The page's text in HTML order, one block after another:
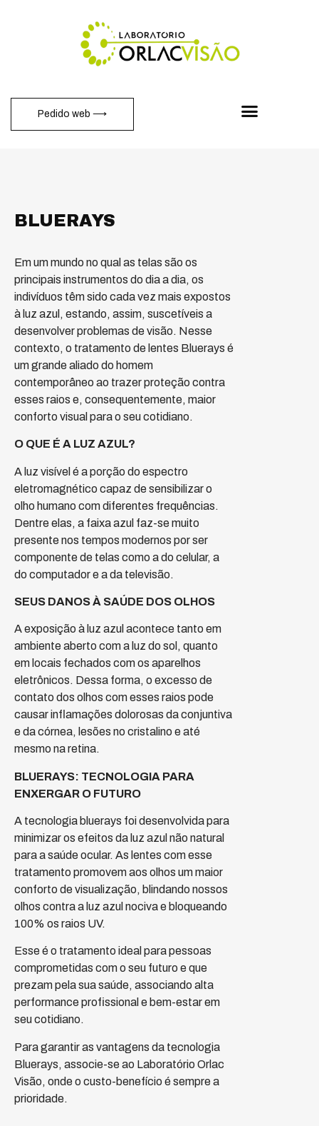
Pedido web ⟶
BLUERAYS
Em um mundo no qual as telas são os
principais instrumentos do dia a dia, os
indivíduos têm sido cada vez mais expostos
à luz azul, estando, assim, suscetíveis a
desenvolver problemas de visão. Nesse
contexto, o tratamento de lentes Bluerays é
um grande aliado do homem
contemporâneo ao trazer proteção contra
esses raios e, consequentemente, maior
conforto visual para o seu cotidiano.
O QUE É A LUZ AZUL?
A luz visível é a porção do espectro
eletromagnético capaz de sensibilizar o
olho humano com diferentes frequências.
Dentre elas, a faixa azul faz-se muito
presente nos tempos modernos por ser
componente de telas como a do celular, a
do computador e a da televisão.
SEUS DANOS À SAÚDE DOS OLHOS
A exposição à luz azul acontece tanto em
ambiente aberto com a luz do sol, quanto
em locais fechados com os aparelhos
eletrônicos. Dessa forma, o excesso de
contato dos olhos com esses raios pode
causar inflamações dolorosas da conjuntiva
e da córnea, lesões no cristalino e até
mesmo na retina.
BLUERAYS: TECNOLOGIA PARA
ENXERGAR O FUTURO
A tecnologia bluerays foi desenvolvida para
minimizar os efeitos da luz azul não natural
para a saúde ocular. As lentes com esse
tratamento promovem aos olhos um maior
conforto de visualização, blindando nossos
olhos contra a luz azul nociva e bloqueando
100% os raios UV.
Esse é o tratamento ideal para pessoas
comprometidas com o seu futuro e que
prezam pela sua saúde, associando alta
performance profissional e bem-estar em
seu cotidiano.
Para garantir as vantagens da tecnologia
Bluerays, associe-se ao Laboratório Orlac
Visão, onde o custo-benefício é sempre a
prioridade.